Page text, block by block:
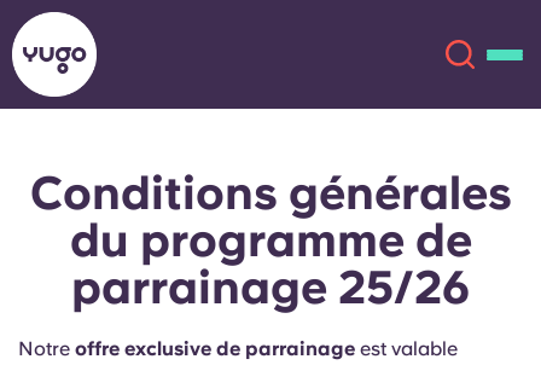
À propos
Lieux
English (GB)
English (US)
Conditions générales
du programme de
parrainage 25/26
Notre offre exclusive de parrainage est valable